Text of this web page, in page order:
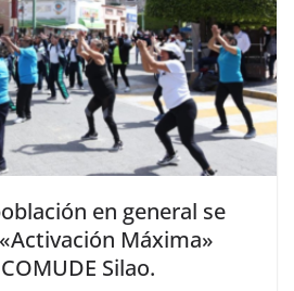
en general se
Máxima»
Silao.